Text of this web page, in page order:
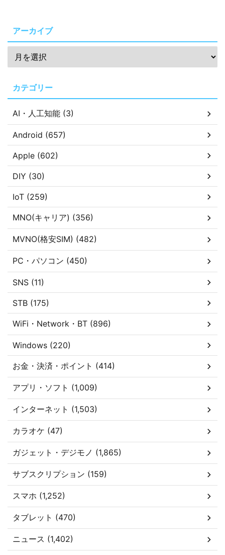
アーカイブ
カテゴリー
AI・人工知能 (3)
Android (657)
Apple (602)
DIY (30)
IoT (259)
MNO(キャリア) (356)
MVNO(格安SIM) (482)
PC・パソコン (450)
SNS (11)
STB (175)
WiFi・Network・BT (896)
Windows (220)
お金・決済・ポイント (414)
アプリ・ソフト (1,009)
インターネット (1,503)
カラオケ (47)
ガジェット・デジモノ (1,865)
サブスクリプション (159)
スマホ (1,252)
タブレット (470)
ニュース (1,402)